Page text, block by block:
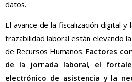
datos.
El avance de la fiscalización digital y
trazabilidad laboral están elevando
de Recursos Humanos. Factores
de la jornada laboral, el
electrónico de asistencia y la